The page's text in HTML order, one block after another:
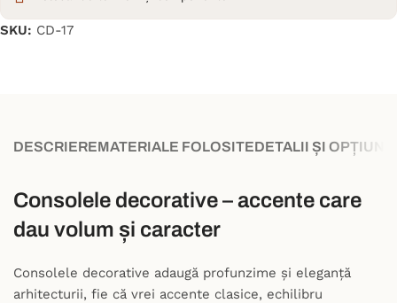
SKU: CD-17
DESCRIEREMATERIALE FOLOSITEDETALII ȘI OPȚIUNI
Consolele decorative – accente care
dau volum și caracter
Consolele decorative adaugă profunzime și eleganță
arhitecturii, fie că vrei accente clasice, echilibru